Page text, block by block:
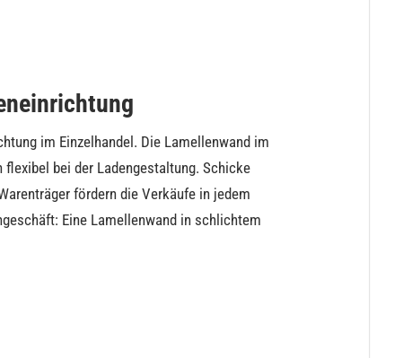
im Einzelhandel. Die Lamellenwand im
bei der Ladengestaltung. Schicke
fördern die Verkäufe in jedem
Eine Lamellenwand in schlichtem